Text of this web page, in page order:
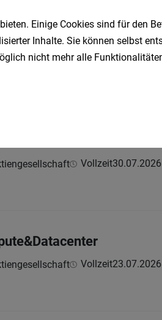
Vollzeit04.08.2026
Vollzeit30.07.2026
Vollzeit23.07.2026
Einige Cookies sind für den
Inhalte. Sie können selbst
nicht mehr alle